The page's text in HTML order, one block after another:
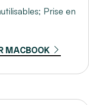
Prise en
MACBOOK